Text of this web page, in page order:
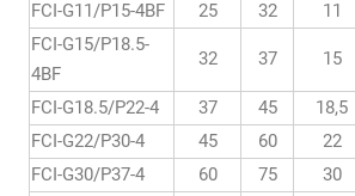
FCI-G11/P15-4BF
25 32 11
FCI-G15/P18.5-
4BF
32 37 15
FCI-G18.5/P22-4 37 45 18,5
FCI-G22/P30-4 45 60 22
FCI-G30/P37-4
60 75 30